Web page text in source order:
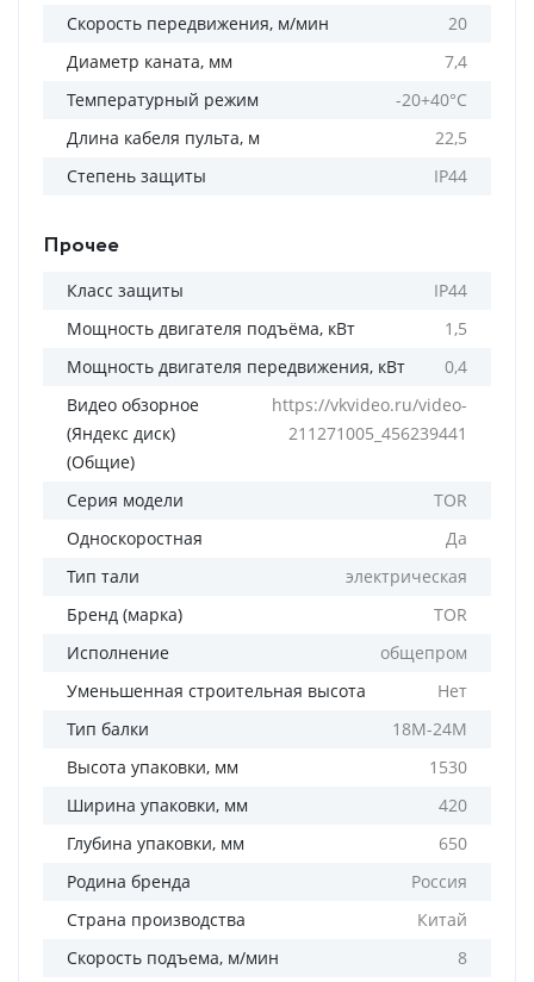
Скорость передвижения, м/мин
20
Диаметр каната, мм
7,4
Температурный режим
-20+40°С
Длина кабеля пульта, м
22,5
Степень защиты
IP44
Прочее
Класс защиты
IP44
Мощность двигателя подъёма, кВт
1,5
Мощность двигателя передвижения, кВт
0,4
Видео обзорное
(Яндекс диск)
(Общие)
https://vkvideo.ru/video-
211271005_456239441
Серия модели
TOR
Односкоростная
Да
Тип тали
электрическая
Бренд (марка)
TOR
Исполнение
общепром
Уменьшенная строительная высота
Нет
Тип балки
18М-24М
Высота упаковки, мм
1530
Ширина упаковки, мм
420
Глубина упаковки, мм
650
Родина бренда
Россия
Страна производства
Китай
Скорость подъема, м/мин
8